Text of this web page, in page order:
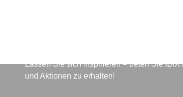
Lassen Sie sich inspirieren – treten Sie
und Aktionen zu erhalten!